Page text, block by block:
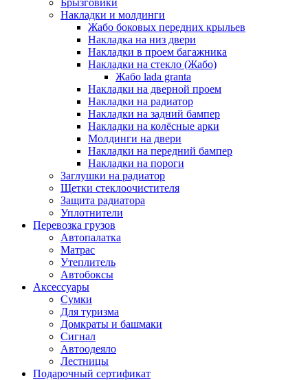
Брызговики
Накладки и молдинги
Жабо боковых передних крыльев
Накладка на низ двери
Накладки в проем багажника
Накладки на стекло (Жабо)
Жабо lada granta
Накладки на дверной проем
Накладки на радиатор
Накладки на задний бампер
Накладки на колёсные арки
Молдинги на двери
Накладки на передний бампер
Накладки на пороги
Заглушки на радиатор
Щетки стеклоочистителя
Защита радиатора
Уплотнители
Перевозка грузов
Автопалатка
Матрас
Утеплитель
Автобоксы
Аксессуары
Сумки
Для туризма
Домкраты и башмаки
Сигнал
Автоодеяло
Лестницы
Подарочный сертификат